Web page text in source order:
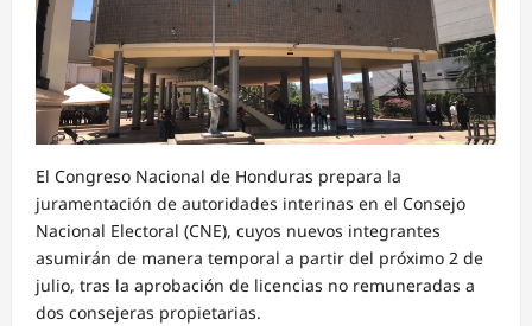
El Congreso Nacional de Honduras prepara la
juramentación de autoridades interinas en el Consejo
Nacional Electoral (CNE), cuyos nuevos integrantes
asumirán de manera temporal a partir del próximo 2 de
julio, tras la aprobación de licencias no remuneradas a
dos consejeras propietarias.